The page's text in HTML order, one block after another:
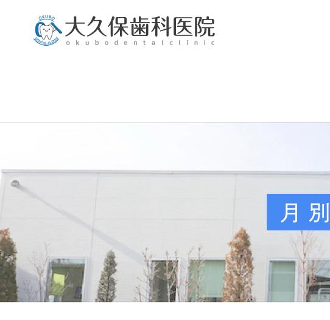
月